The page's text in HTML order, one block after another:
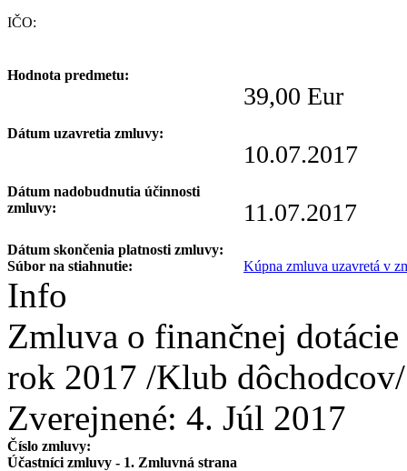
IČO:
Hodnota predmetu:
39,00 Eur
Dátum uzavretia zmluvy:
10.07.2017
Dátum nadobudnutia účinnosti
zmluvy:
11.07.2017
Dátum skončenia platnosti zmluvy:
Súbor na stiahnutie:
Kúpna zmluva uzavretá v
Info
Zmluva o finančnej
rok 2017 /Klub dôchodcov/
Zverejnené: 4. Júl 2017
Číslo zmluvy:
Účastníci zmluvy - 1. Zmluvná strana